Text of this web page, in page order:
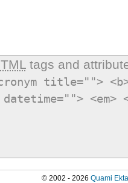
tags and
title="">
datetime="">
© 2002 - 2026 Quami